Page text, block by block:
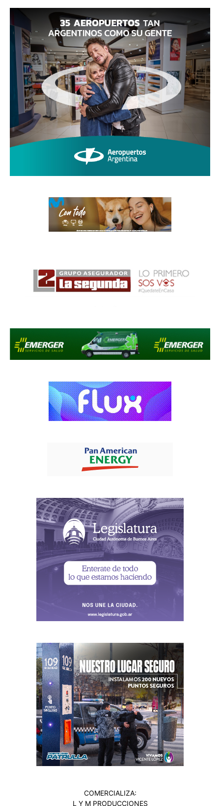
COMERCIALIZA:
L Y M PRODUCCIONES